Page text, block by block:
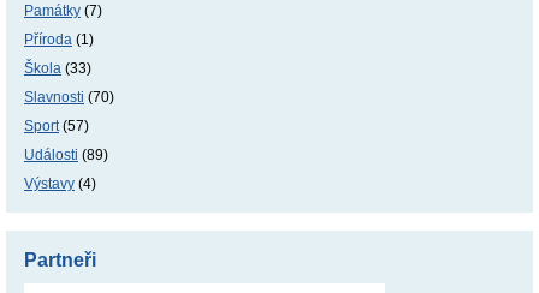
Památky (7)
Příroda (1)
Škola (33)
Slavnosti (70)
Sport(57)
Události (89)
Výstavy (4)
Partneři